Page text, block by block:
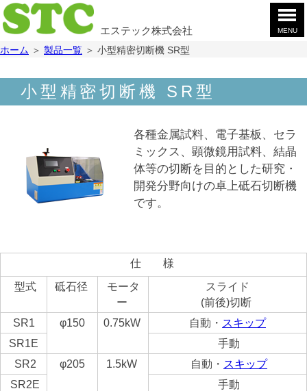
MENU
ホ
ム
製
品
内問
合
せ
採
用
エステック株式会社
ホーム ＞ 製品一覧 ＞ 小型精密切断機 SR型
小型精密切断機 SR型
各種金属試料、電子基板、セラ
ミックス、顕微鏡用試料、結晶
体等の切断を目的とした研究・
開発分野向けの卓上砥石切断機
です。
仕 様
型式
砥石径
モータ
ー
スライド
(前後)切断
SR1
φ150 0.75kW 自動・ スキップ
SR1E
手動
SR2
φ205 1.5kW 自動・ スキップ
SR2E
手動